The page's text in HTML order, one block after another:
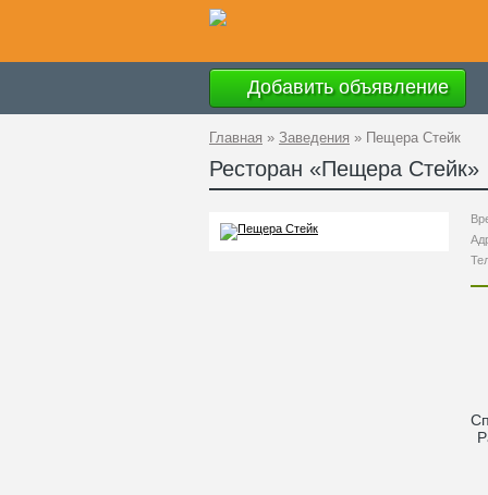
Добавить объявление
Главная » Заведения » Пещера Стейк
Ресторан «Пещера Стейк»